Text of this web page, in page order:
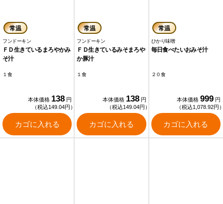
常温
フンドーキン
ＦＤ生きているまろやかみ
そ汁
１食
本体価格 138 円
（税込149.04円）
カゴに入れる
常温
フンドーキン
ＦＤ生きているみそまろや
か豚汁
１食
本体価格 138 円
（税込149.04円）
カゴに入れる
常温
ひかり味噌
毎日食べたいおみそ汁
２０食
本体価格 999 円
（税込1,078.92円
カゴに入れる